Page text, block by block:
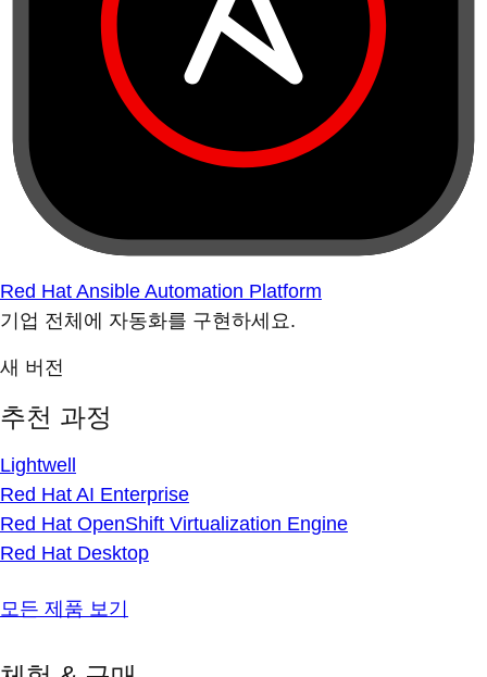
Red Hat Ansible Automation Platform
기업 전체에 자동화를 구현하세요.
새 버전
추천 과정
Lightwell
Red Hat AI Enterprise
Red Hat OpenShift Virtualization Engine
Red Hat Desktop
모든 제품 보기